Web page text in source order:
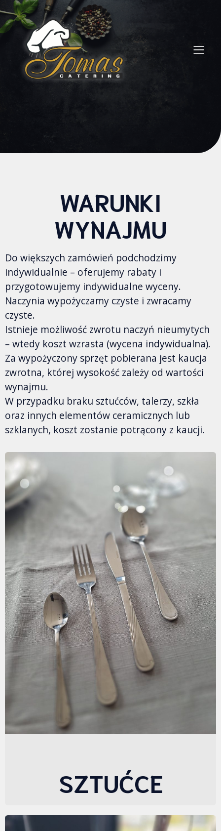
WARUNKI
WYNAJMU
Do większych zamówień podchodzimy
indywidualnie – oferujemy rabaty i
przygotowujemy indywidualne wyceny.
Naczynia wypożyczamy czyste i zwracamy
czyste.
Istnieje możliwość zwrotu naczyń nieumytych
– wtedy koszt wzrasta (wycena indywidualna).
Za wypożyczony sprzęt pobierana jest kaucja
zwrotna, której wysokość zależy od wartości
wynajmu.
W przypadku braku sztućców, talerzy, szkła
oraz innych elementów ceramicznych lub
szklanych, koszt zostanie potrącony z kaucji.
SZTUĆCE